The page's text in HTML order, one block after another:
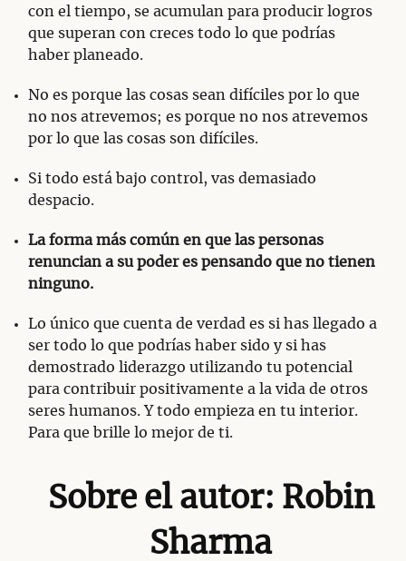
con el tiempo, se acumulan para producir logros
que superan con creces todo lo que podrías
haber planeado.
No es porque las cosas sean difíciles por lo que
no nos atrevemos; es porque no nos atrevemos
por lo que las cosas son difíciles.
Si todo está bajo control, vas demasiado
despacio.
La forma más común en que las personas
renuncian a su poder es pensando que no tienen
ninguno.
Lo único que cuenta de verdad es si has llegado a
ser todo lo que podrías haber sido y si has
demostrado liderazgo utilizando tu potencial
para contribuir positivamente a la vida de otros
seres humanos. Y todo empieza en tu interior.
Para que brille lo mejor de ti.
Sobre el autor: Robin
Sharma